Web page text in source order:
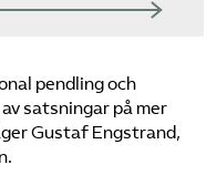
pendling och
satsningar på mer
Gustaf Engstrand,